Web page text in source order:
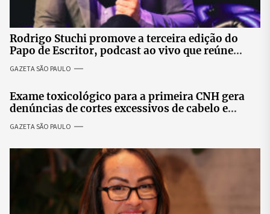
Rodrigo Stuchi promove a terceira edição do
Papo de Escritor, podcast ao vivo que reúne
especialistas para discutir saúde mental e
prosperidade.
GAZETA SÃO PAULO
Exame toxicológico para a primeira CNH gera
denúncias de cortes excessivos de cabelo e
revolta entre candidatas
GAZETA SÃO PAULO